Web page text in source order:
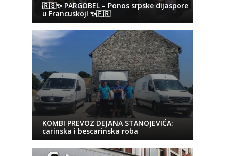
🇷🇸✨ PARGOBEL – Ponos srpske dijaspore
u Francuskoj! ✨🇫🇷
KOMBI PREVOZ DEJANA STANOJEVIĆA:
carinska i bescarinska roba